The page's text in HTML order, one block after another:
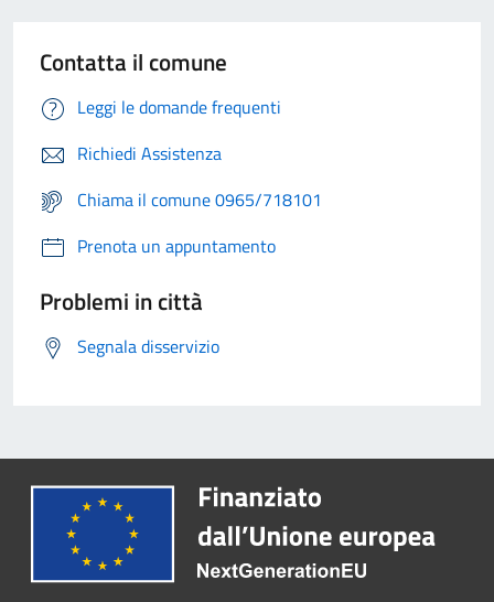
Contatta il comune
Leggi le domande frequenti
Richiedi Assistenza
Chiama il comune 0965/718101
Prenota un appuntamento
Problemi in città
Segnala disservizio